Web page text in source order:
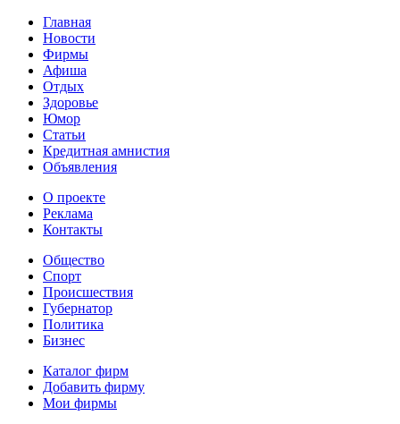
Главная
Новости
Фирмы
Афиша
Отдых
Здоровье
Юмор
Статьи
Кредитная амнистия
Объявления
О проекте
Реклама
Контакты
Общество
Спорт
Происшествия
Губернатор
Политика
Бизнес
Каталог фирм
Добавить фирму
Мои фирмы